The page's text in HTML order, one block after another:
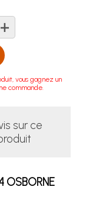
+
vous gagnez un
commande.
sur ce